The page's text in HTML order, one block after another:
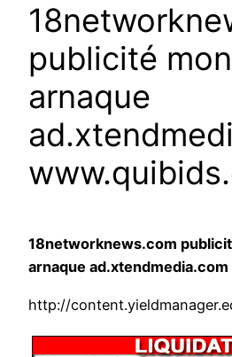
publicité
arnaque
18networknews.com
arnaque
http://